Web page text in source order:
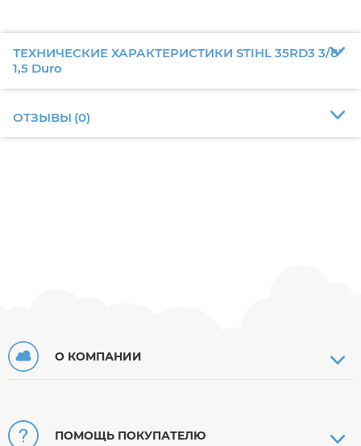
ТЕХНИЧЕСКИЕ ХАРАКТЕРИСТИКИ STIHL 35RD3 3/8"
1,5 Duro
ОТЗЫВЫ (0)
О КОМПАНИИ
ПОМОЩЬ ПОКУПАТЕЛЮ